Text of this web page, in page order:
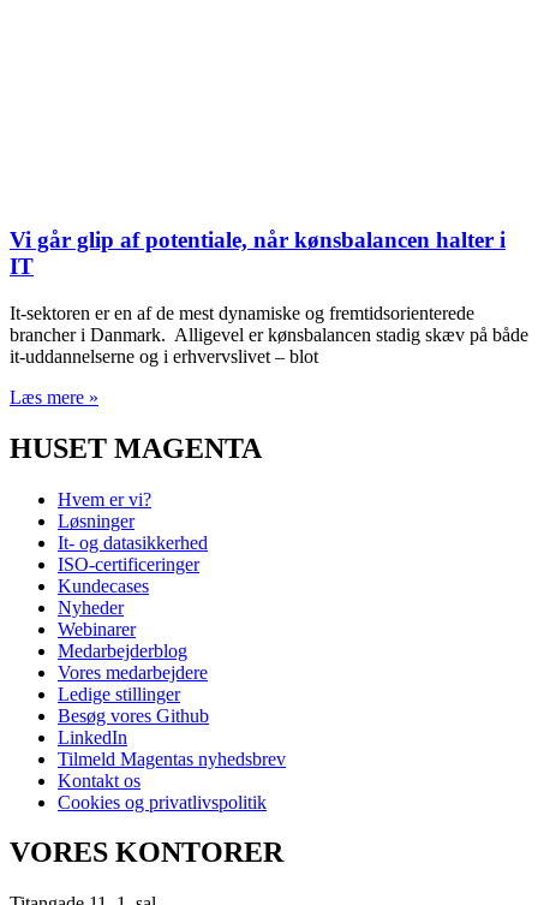
Vi går glip af potentiale, når kønsbalancen halter i
IT
It-sektoren er en af de mest dynamiske og fremtidsorienterede
brancher i Danmark. Alligevel er kønsbalancen stadig skæv på både
it-uddannelserne og i erhvervslivet – blot
Læs mere »
HUSET MAGENTA
Hvem er vi?
Løsninger
It- og datasikkerhed
ISO-certificeringer
Kundecases
Nyheder
Webinarer
Medarbejderblog
Vores medarbejdere
Ledige stillinger
Besøg vores Github
LinkedIn
Tilmeld Magentas nyhedsbrev
Kontakt os
Cookies og privatlivspolitik
VORES KONTORER